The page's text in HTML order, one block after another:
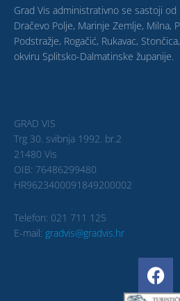
Grad Vis administrativno se sastoji od
Dračevo Polje, Marinje Zemlje, Milna,
Podstražje, Rogačić, Rukavac,
okviru Splitsko-Dalmatinske županije.
GRAD VIS
Trg 30. svibnja 1992. br.2
21480 Vis
OIB: 76486299480
HR9623400091849200002
Telefon: 021 711 125
E-mail: gradvis@gradvis.hr
F
a